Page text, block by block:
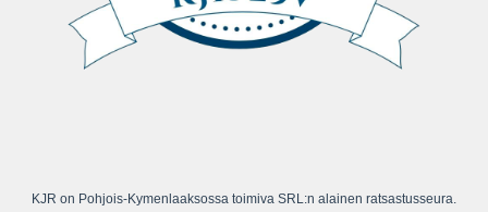
KJR on Pohjois-Kymenlaaksossa toimiva SRL:n alainen ratsastusseura.